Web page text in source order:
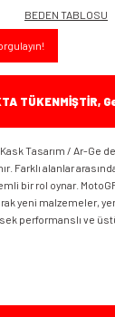
BEDEN TABLOSU
TÜKENMİŞTİR,
Kask Tasarım / Ar-Ge
Farklı alanlar
bir rol oynar.
yeni malzemeler,
performanslı ve